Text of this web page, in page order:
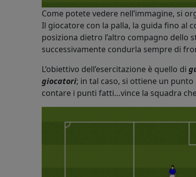
Come potete vedere nell’immagine, si
Il giocatore con la palla, la guida fino al
posiziona dietro l’altro compagno dello
successivamente condurla sempre di
L’obiettivo dell’esercitazione è quello di
giocatori; in tal caso, si ottiene un
contare i punti fatti…vince la squadra